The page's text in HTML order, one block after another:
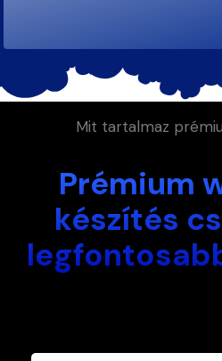
Mit tartalmaz
Prémium
készítés